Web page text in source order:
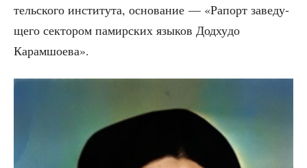
тель­ско­го инсти­ту­та, осно­ва­ние — «Рапорт заве­ду­
ще­го сек­то­ром памир­ских язы­ков Додху­до
Карамшоева».